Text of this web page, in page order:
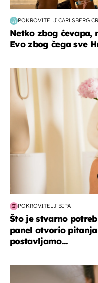
POKROVITELJ CARLSBERG
Netko zbog ćevapa,
Evo zbog čega sve
moda & ljepota
POKROVITELJ BIPA
Što je stvarno
panel otvorio
postavljamo...
moda & ljepota